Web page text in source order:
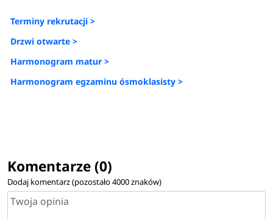
Terminy rekrutacji >
Drzwi otwarte >
Harmonogram matur >
Harmonogram egzaminu ósmoklasisty >
Komentarze (0)
Dodaj komentarz (pozostało4000znaków)